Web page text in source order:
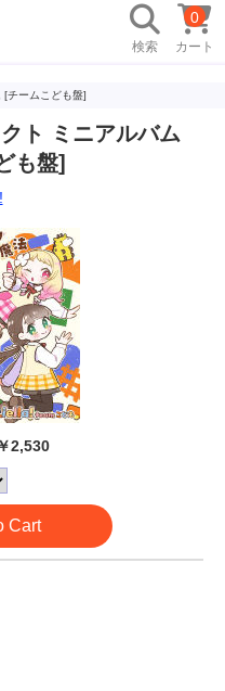
検索 カート
0
[チームこども盤]
ト ミニアルバム
も盤]
￥2,530
Cart